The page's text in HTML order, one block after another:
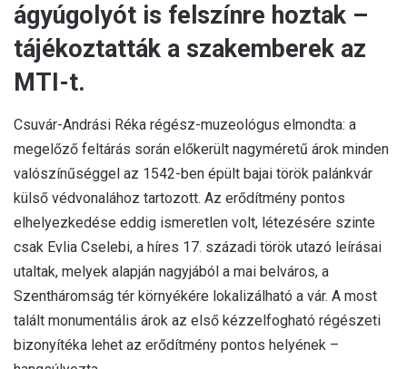
ágyúgolyót is felszínre hoztak –
tájékoztatták a szakemberek az
MTI-t.
Csuvár-Andrási Réka régész-muzeológus elmondta: a
megelőző feltárás során előkerült nagyméretű árok minden
valószínűséggel az 1542-ben épült bajai török palánkvár
külső védvonalához tartozott. Az erődítmény pontos
elhelyezkedése eddig ismeretlen volt, létezésére szinte
csak Evlia Cselebi, a híres 17. századi török utazó leírásai
utaltak, melyek alapján nagyjából a mai belváros, a
Szentháromság tér környékére lokalizálható a vár. A most
talált monumentális árok az első kézzelfogható régészeti
bizonyítéka lehet az erődítmény pontos helyének –